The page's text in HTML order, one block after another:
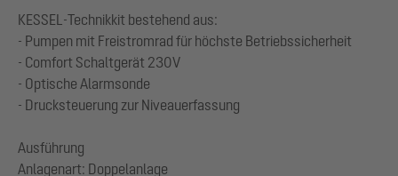
KESSEL-Technikkit bestehend aus:
- Pumpen mit Freistromrad für höchste Betriebssicherheit
- Comfort Schaltgerät 230V
- Optische Alarmsonde
- Drucksteuerung zur Niveauerfassung
Ausführung
Anlagenart: Doppelanlage